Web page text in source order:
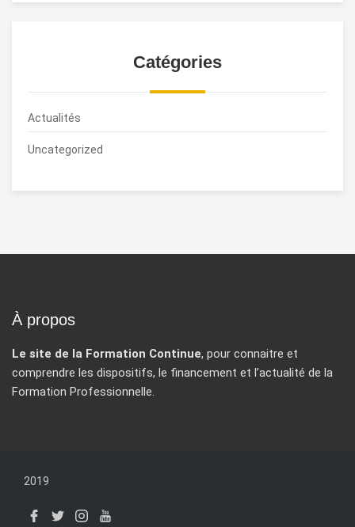
Catégories
Actualités
Uncategorized
À propos
Le site de la Formation Continue, pour connaitre et
comprendre les dispositifs, le financement et l’actualité de la
Formation Professionnelle.
2019